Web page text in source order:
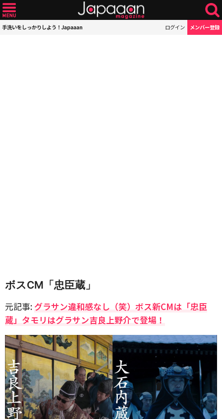
手洗いをしっかりしよう！Japaaan ログイン メンバー登録
ボスCM「忠臣蔵」
元記事: グラサン違和感なし（笑）ボス新CMは「忠臣
蔵」タモリはグラサン吉良上野介で登場！